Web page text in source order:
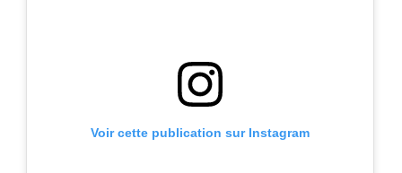
Voir cette publication sur Instagram